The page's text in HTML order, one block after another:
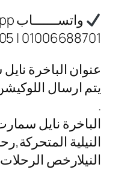
واتســـــــاب What’s App : –
01006688701 | 01004279905| 01149959199
عنوان الباخرة
يتم ارسال
.
الباخرة نايل
النيلية
النيلارخص الرحلات